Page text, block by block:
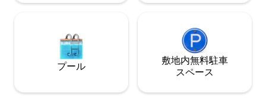
プール
敷地内無料駐⁠車
ス⁠ペ⁠ー⁠ス